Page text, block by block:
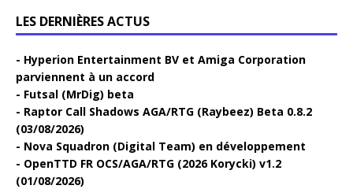
LES DERNIÈRES ACTUS
Hyperion Entertainment BV et Amiga Corporation
parviennent à un accord
Futsal (MrDig) beta
Raptor Call Shadows AGA/RTG (Raybeez) Beta 0.8.2
(03/08/2026)
Nova Squadron (Digital Team) en développement
OpenTTD FR OCS/AGA/RTG (2026 Korycki) v1.2
(01/08/2026)